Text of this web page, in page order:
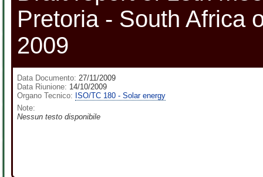
Pretoria - South Africa
2009
Data Documento: 27/11/2009
Data Riunione: 14/10/2009
Organo Tecnico: ISO/TC 180 - Solar energy
Note:
Nessun testo disponibile